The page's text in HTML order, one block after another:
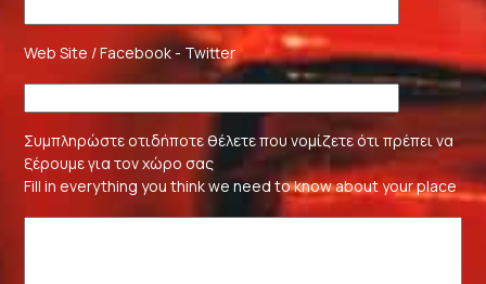
Web Site / Facebook - Twitter
Συμπληρώστε οτιδήποτε θέλετε που νομίζετε ότι πρέπει να
ξέρουμε για τον χώρο σας
Fill in everything you think we need to know about your place